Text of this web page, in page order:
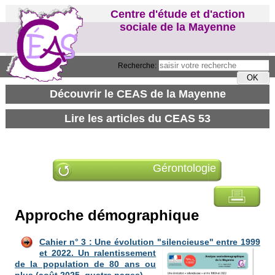
Recherche:
Centre d'étude et d'action
sociale de la Mayenne
Gérontologie
Approche démographique
Cahier n° 3 : Une évolution "silencieuse" entre 1999
et 2022.Un ralentissement
de la population de 80 ans ou